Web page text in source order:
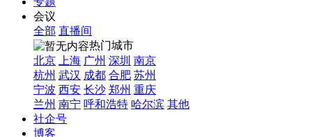
会议
全部 直播间
热门城市
北京
上海 广州 深圳 南京
杭州 武汉 成都 合肥 苏州
宁波 西安 长沙 郑州 重庆
兰州 南宁 呼和浩特 哈尔滨 其他
社企号
博客